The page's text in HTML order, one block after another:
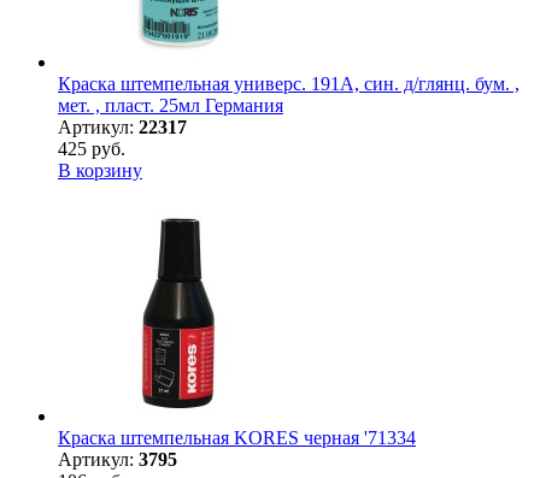
Краска штемпельная универс. 191А, син. д/глянц. бум. ,
мет. , пласт. 25мл Германия
Артикул: 22317
425 руб.
В корзину
Краска штемпельная KORES черная '71334
Артикул: 3795